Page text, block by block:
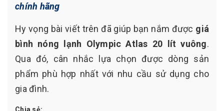
chính hãng
Hy vọng bài viết trên đã giúp bạn nắm được giá
bình nóng lạnh Olympic Atlas 20 lít vuông.
Qua đó, cân nhắc lựa chọn được dòng sản
phẩm phù hợp nhất với nhu cầu sử dụng cho
gia đình.